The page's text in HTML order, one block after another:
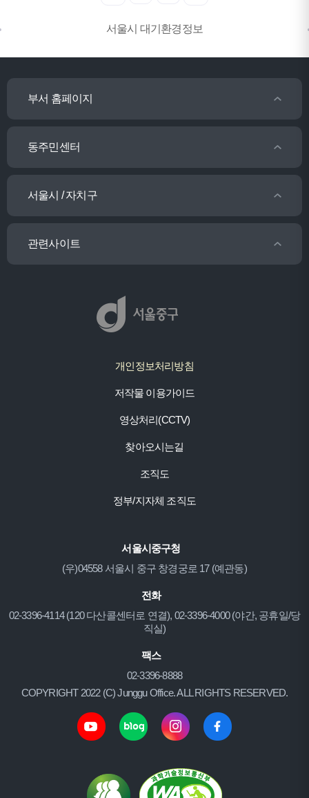
서울시 대기환경정보
부서 홈페이지
동주민센터
서울시 / 자치구
관련사이트
개인정보처리방침
저작물 이용가이드
영상처리(CCTV)
찾아오시는길
조직도
정부/지자체 조직도
서울시중구청
(우)04558 서울시 중구 창경궁로 17 (예관동)
전화
02-3396-4114 (120 다산콜센터로 연결), 02-3396-4000 (야간, 공휴일/당
직실)
팩스
02-3396-8888
COPYRIGHT 2022 (C) Junggu Office. ALL RIGHTS RESERVED.